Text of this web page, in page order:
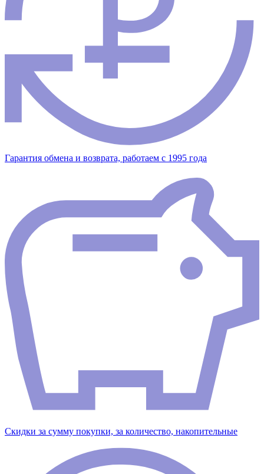
Гарантия обмена и возврата, работаем с 1995 года
Скидки за сумму покупки, за количество, накопительные